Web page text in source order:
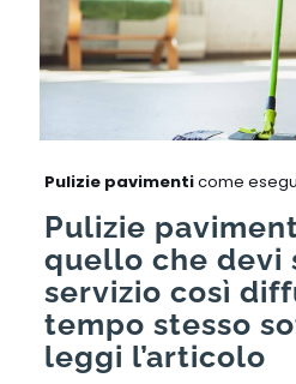
Pulizie pavimenticome
Pulizie
quello che devi
servizio così
tempo stesso
leggi l’articolo